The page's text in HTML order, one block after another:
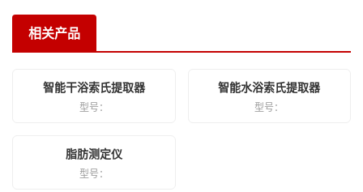
相关产品
智能干浴索氏提取器
型号：
智能水浴索氏提取器
型号：
脂肪测定仪
型号：